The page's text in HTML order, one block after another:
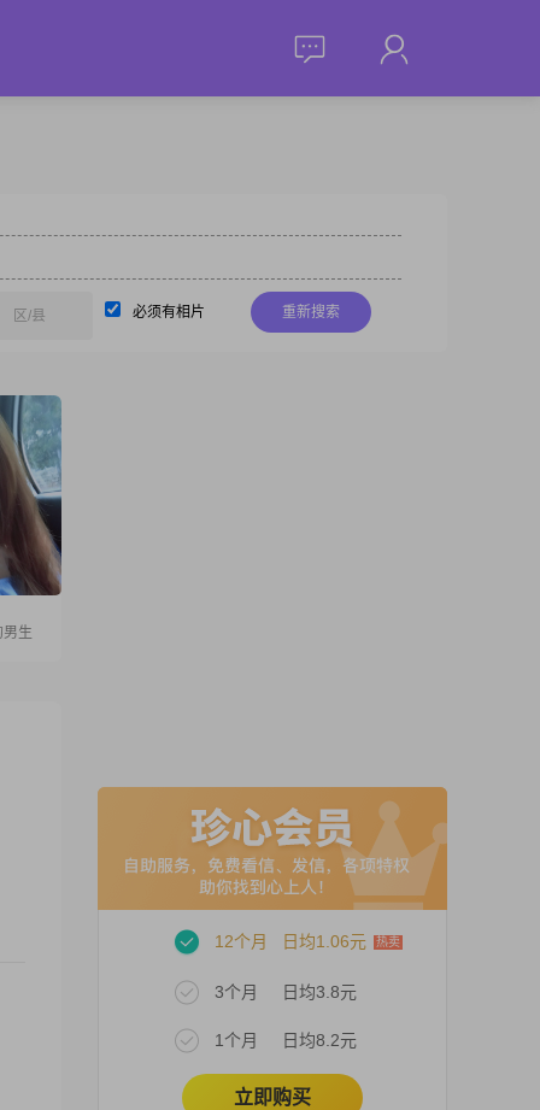
区/县 必须有相片 重新搜索
生
12个月 日均1.06元
3个月 日均3.8元
1个月 日均8.2元
立即购买